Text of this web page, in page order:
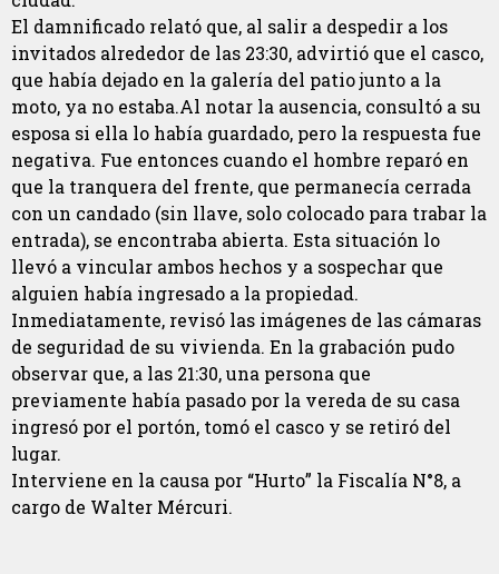
El damnificado relató que, al salir a despedir a los
invitados alrededor de las 23:30, advirtió que el casco,
que había dejado en la galería del patio junto a la
moto, ya no estaba.Al notar la ausencia, consultó a su
esposa si ella lo había guardado, pero la respuesta fue
negativa. Fue entonces cuando el hombre reparó en
que la tranquera del frente, que permanecía cerrada
con un candado (sin llave, solo colocado para trabar la
entrada), se encontraba abierta. Esta situación lo
llevó a vincular ambos hechos y a sospechar que
alguien había ingresado a la propiedad.
Inmediatamente, revisó las imágenes de las cámaras
de seguridad de su vivienda. En la grabación pudo
observar que, a las 21:30, una persona que
previamente había pasado por la vereda de su casa
ingresó por el portón, tomó el casco y se retiró del
lugar.
Interviene en la causa por “Hurto” la Fiscalía N°8, a
cargo de Walter Mércuri.